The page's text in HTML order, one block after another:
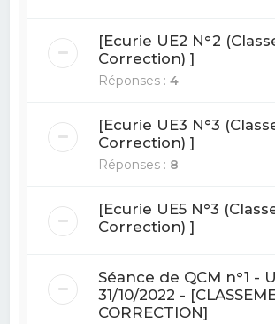
[Ecurie UE2 N°2
Correction) ]
Réponses :4
[Ecurie UE3 N°3
Correction) ]
Réponses : 8
[Ecurie UE5 N°3
Correction) ]
Séance de QCM n°1 -
31/10/2022 -
CORRECTION]